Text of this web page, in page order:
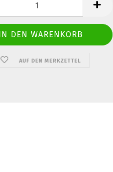
AUF DEN MERKZETTEL